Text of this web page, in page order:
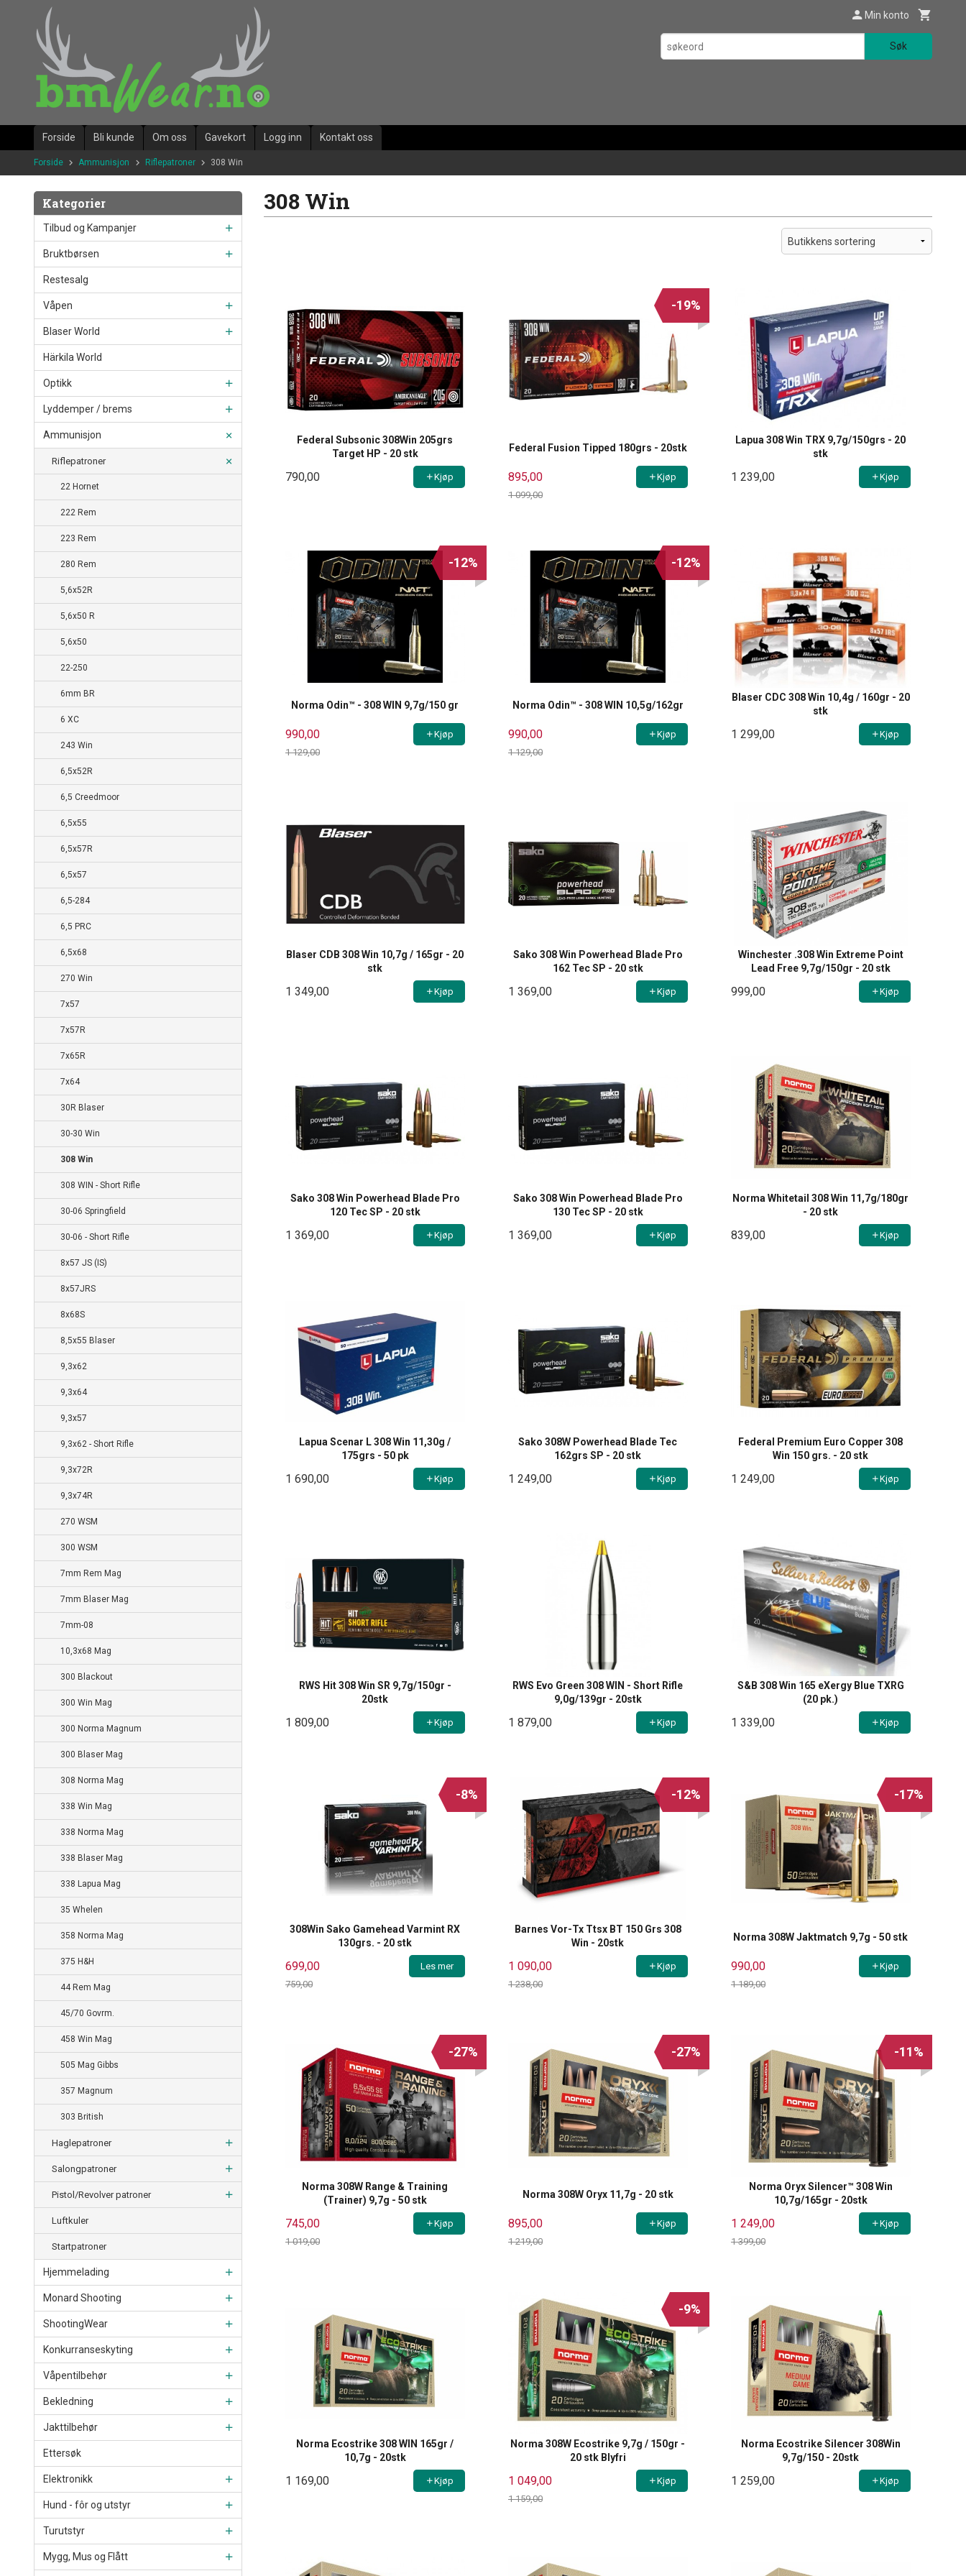
innholdet
Min konto
Søk
Forside Bli kunde Om oss Gavekort Logg inn Kontakt oss
Forside Ammunisjon Riflepatroner 308 Win
Kategorier
Tilbud og Kampanjer
Bruktbørsen
Restesalg
Våpen
Blaser World
Härkila World
Optikk
Lyddemper / brems
Ammunisjon
Riflepatroner
22 Hornet
222 Rem
223 Rem
280 Rem
5,6x52R
5,6x50 R
5,6x50
22-250
6mm BR
6 XC
243 Win
6,5x52R
6,5 Creedmoor
6,5x55
6,5x57R
6,5x57
6,5-284
6,5 PRC
6,5x68
270 Win
7x57
7x57R
7x65R
7x64
30R Blaser
30-30 Win
308 Win
308 WIN - Short Rifle
30-06 Springfield
30-06 - Short Rifle
8x57 JS (IS)
8x57JRS
8x68S
8,5x55 Blaser
9,3x62
9,3x64
9,3x57
9,3x62 - Short Rifle
9,3x72R
9,3x74R
270 WSM
300 WSM
7mm Rem Mag
7mm Blaser Mag
7mm-08
10,3x68 Mag
300 Blackout
300 Win Mag
300 Norma Magnum
300 Blaser Mag
308 Norma Mag
338 Win Mag
338 Norma Mag
338 Blaser Mag
338 Lapua Mag
35 Whelen
358 Norma Mag
375 H&H
44 Rem Mag
45/70 Govrm.
458 Win Mag
505 Mag Gibbs
357 Magnum
303 British
Haglepatroner
Salongpatroner
Pistol/Revolver patroner
Luftkuler
Startpatroner
Hjemmelading
Monard Shooting
ShootingWear
Konkurranseskyting
Våpentilbehør
Bekledning
Jakttilbehør
Ettersøk
Elektronikk
Hund - fôr og utstyr
Turutstyr
Mygg, Mus og Flått
308 Win
Federal Subsonic 308Win 205grs
Target HP - 20 stk
790,00 Kjøp
Federal Fusion Tipped 180grs - 20stk
895,00
1 099,00
-19%
Kjøp
Lapua 308 Win TRX 9,7g/150grs - 20
stk
1 239,00 Kjøp
Norma Odin™ - 308 WIN 9,7g/150 gr
990,00
1 129,00
-12%
Kjøp
Norma Odin™ - 308 WIN 10,5g/162gr
990,00
1 129,00
-12%
Kjøp
Blaser CDC 308 Win 10,4g / 160gr - 20
stk
1 299,00 Kjøp
Blaser CDB 308 Win 10,7g / 165gr - 20
stk
1 349,00 Kjøp
Sako 308 Win Powerhead Blade Pro
162 Tec SP - 20 stk
1 369,00 Kjøp
Winchester .308 Win Extreme Point
Lead Free 9,7g/150gr - 20 stk
999,00 Kjøp
Sako 308 Win Powerhead Blade Pro
120 Tec SP - 20 stk
1 369,00 Kjøp
Sako 308 Win Powerhead Blade Pro
130 Tec SP - 20 stk
1 369,00 Kjøp
Norma Whitetail 308 Win 11,7g/180gr
- 20 stk
839,00 Kjøp
Lapua Scenar L 308 Win 11,30g /
175grs - 50 pk
1 690,00 Kjøp
Sako 308W Powerhead Blade Tec
162grs SP - 20 stk
1 249,00 Kjøp
Federal Premium Euro Copper 308
Win 150 grs. - 20 stk
1 249,00 Kjøp
RWS Hit 308 Win SR 9,7g/150gr -
20stk
1 809,00 Kjøp
RWS Evo Green 308 WIN - Short Rifle
9,0g/139gr - 20stk
1 879,00 Kjøp
S&B 308 Win 165 eXergy Blue TXRG
(20 pk.)
1 339,00 Kjøp
308Win Sako Gamehead Varmint RX
130grs. - 20 stk
699,00
759,00
-8%
Les mer
Barnes Vor-Tx Ttsx BT 150 Grs 308
Win - 20stk
1 090,00
1 238,00
-12%
Kjøp
Norma 308W Jaktmatch 9,7g - 50 stk
990,00
1 189,00
-17%
Kjøp
Norma 308W Range & Training
(Trainer) 9,7g - 50 stk
745,00
1 019,00
-27%
Kjøp
Norma 308W Oryx 11,7g - 20 stk
895,00
1 219,00
-27%
Kjøp
Norma Oryx Silencer™ 308 Win
10,7g/165gr - 20stk
1 249,00
1 399,00
-11%
Kjøp
Norma Ecostrike 308 WIN 165gr /
10,7g - 20stk
1 169,00 Kjøp
Norma 308W Ecostrike 9,7g / 150gr -
20 stk Blyfri
1 049,00
1 159,00
-9%
Kjøp
Norma Ecostrike Silencer 308Win
9,7g/150 - 20stk
1 259,00 Kjøp